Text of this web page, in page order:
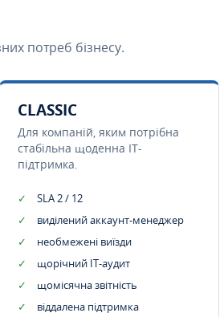
потреб бізнесу.
CLASSIC
Для компаній, яким потрібна
стабільна щоденна IT-
підтримка.
SLA 2 / 12
виділений аккаунт-менеджер
необмежені виїзди
щорічний IT-аудит
щомісячна звітність
віддалена підтримка